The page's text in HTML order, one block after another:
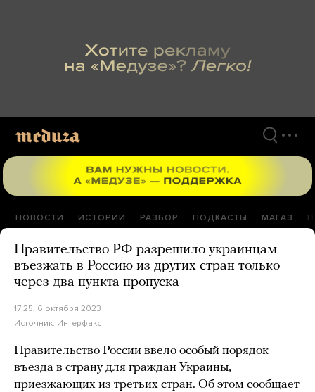
НОВОСТИ ИСТОРИИ РАЗБОР ПОДКАСТЫ МАГАЗ
Правительство РФ разрешило украинцам
въезжать в Россию из других стран только
через два пункта пропуска
17:25, 6 октября 2023
Источник: Интерфакс
Правительство России ввело особый порядок
въезда в страну для граждан Украины,
приезжающих из третьих стран. Об этом сообщает